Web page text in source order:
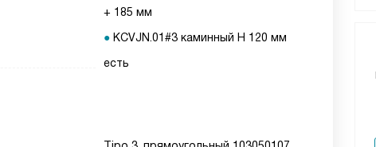
+ 185 мм
KCVJN.01#3 каминный H 120 мм
есть